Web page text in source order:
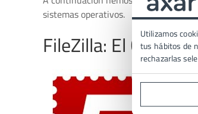
sistemas operativos.
FileZilla: El Cliente
Utilizamos
tus hábitos de
rechazarlas